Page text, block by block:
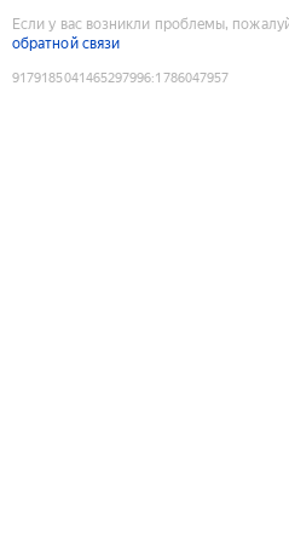
Если у вас возникли проблемы,
обратной связи
9179185041465297996:1786047957